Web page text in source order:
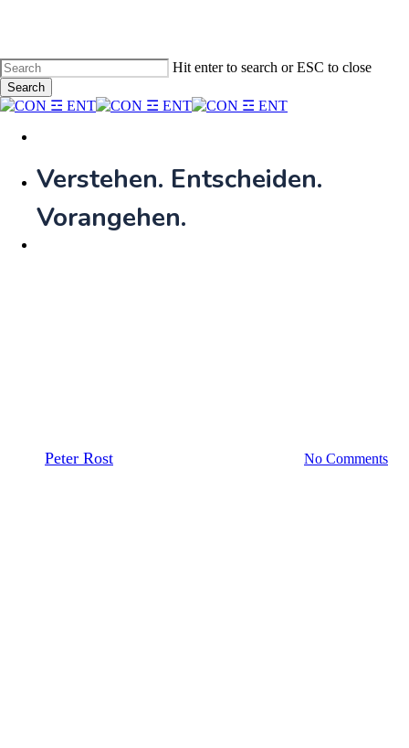
content
Hit enter to search or ESC to close
Search
Close
Menu
Verstehen. Entscheiden.
Vorangehen.​
Peter Rost No Comments